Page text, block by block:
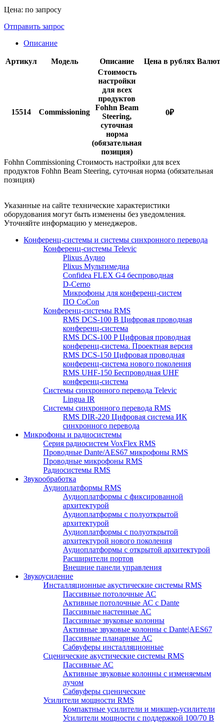
Цена: по запросу
Отправить запрос
Описание
Артикул Модель Описание Цена в рублях
15514 Commissioning
Стоимость
настройки
для всех
продуктов
Fohhn Beam
Steering,
суточная
норма
(обязательная
позиция)
0₽
Fohhn Commissioning Стоимость настройки для всех
продуктов Fohhn Beam Steering, суточная норма (обязательная
позиция)
Указанные на сайте технические характеристики
оборудования могут быть изменены без уведомления.
Уточняйте информацию у менеджеров.
Конференц-системы и системы синхронного перевода
Конференц-системы Televic
Plixus Аудио
Plixus Мультимедиа
Confidea FLEX G4 беспроводная
D-Cerno
Микрофоны для конференц-систем
ПО CoCon
Конференц-системы RMS
RMS DCS-100 B Цифровая проводная
конференц-система
RMS DCS-100 P Цифровая проводная
конференц-система. Проектная версия
RMS DCS-150 Цифровая проводная
конференц-система нового поколения
RMS UHF-150 Беспроводная UHF
конференц-система
Системы синхронного перевода Televic
Lingua IR
Системы синхронного перевода RMS
RMS DIR-220 Цифровая система ИК
синхронного перевода
Микрофоны и радиосистемы
Серия радиосистем VoxFlex RMS
Проводные Dante/AES67 микрофоны RMS
Проводные микрофоны RMS
Радиосистемы RMS
Звукообработка
Аудиоплатформы RMS
Аудиоплатформы с фиксированной
архитектурой
Аудиоплатформы с полуоткрытой
архитектурой
Аудиоплатформы с полуоткрытой
архитектурой нового поколения
Аудиоплатформы с открытой архитектурой
Расширители портов
Внешние панели управления
Звукоусиление
Инсталляционные акустические системы RMS
Пассивные потолочные АС
Активные потолочные АС с Dante
Пассивные настенные АС
Пассивные звуковые колонны
Активные звуковые колонны с Dante|AES67
Пассивные планарные АС
Сабвуферы инсталляционные
Сценические акустические системы RMS
Пассивные АС
Активные звуковые колонны с изменяемым
лучом
Сабвуферы сценические
Усилители мощности RMS
Компактные усилители и микшер-усилители
Усилители мощности с поддержкой 100/70 В